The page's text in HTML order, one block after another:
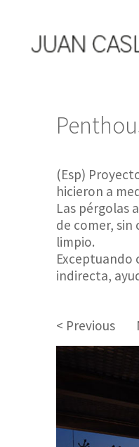
(Esp)
hicieron a
Las pérgolas
de comer, sin
limpio.
Exceptuando
indirecta,
< Previous